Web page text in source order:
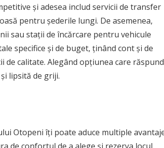
și adesea includ servicii de transfer
pentru șederile lungi. De asemenea,
sau stații de încărcare pentru vehicule
specifice și de buget, ținând cont și de
de calitate. Alegând opțiunea care
lipsită de griji.
Otopeni îți poate aduce multiple